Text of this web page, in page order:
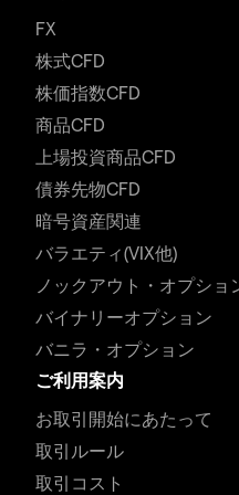
FX
株式CFD
株価指数CFD
商品CFD
上場投資商品CFD
債券先物CFD
暗号資産関連
バラエティ(VIX他)
ノックアウト・オプショ
バイナリーオプション
バニラ・オプション
ご利用案内
お取引開始にあたって
取引ルール
取引コスト